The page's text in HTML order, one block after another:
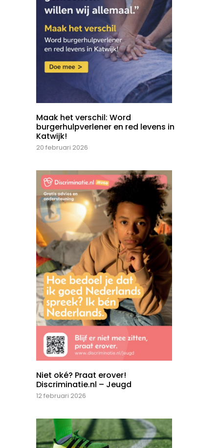
Maak het verschil: Word
burgerhulpverlener en red levens in
Katwijk!
20 februari 2026
Niet oké? Praat erover!
Discriminatie.nl – Jeugd
12 februari 2026